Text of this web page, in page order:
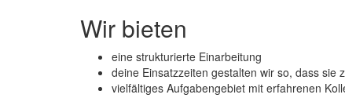
Wir bieten
eine strukturierte Einarbeitung
deine Einsatzzeiten gestalten wir so, dass sie
vielfältiges Aufgabengebiet mit erfahrenen